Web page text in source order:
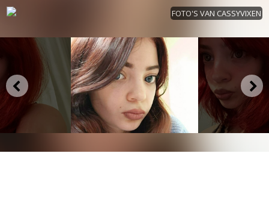
FOTO'S VAN CASSYVIXEN